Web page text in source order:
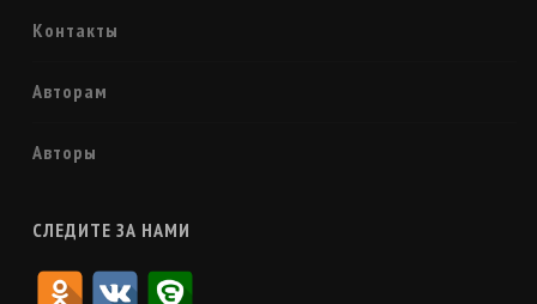
Контакты
Авторам
Авторы
СЛЕДИТЕ ЗА НАМИ